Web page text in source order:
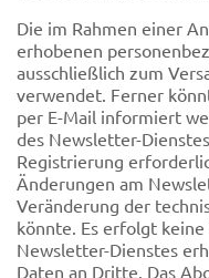
Die im Rahmen einer
erhobenen
ausschließlich zum
verwendet. Ferner
per E-Mail informiert
des Newsletter-
Registrierung
Änderungen am
Veränderung der
könnte. Es erfolgt
Newsletter-Dienstes
Daten an Dritte. Das